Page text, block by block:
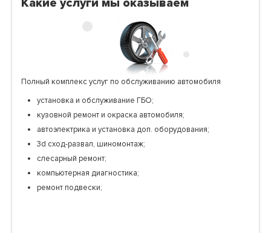
Полный комплекс услуг по обслуживанию автомобиля
установка и обслуживание ГБО;
кузовной ремонт и окраска автомобиля;
автоэлектрика и установка доп. оборудования;
3d сход-развал, шиномонтаж;
слесарный ремонт;
компьютерная диагностика;
ремонт подвески;